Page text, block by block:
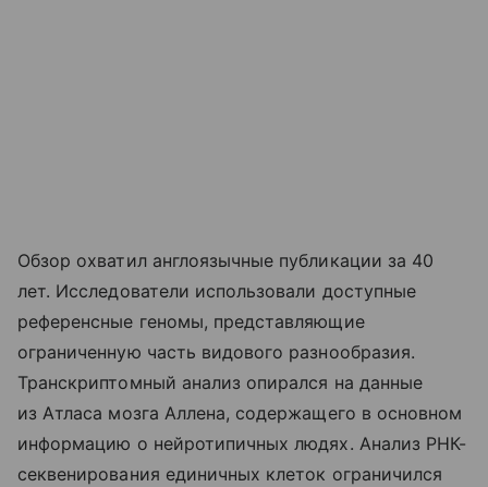
Обзор охватил англоязычные публикации за 40
лет. Исследователи использовали доступные
референсные геномы, представляющие
ограниченную часть видового разнообразия.
Транскриптомный анализ опирался на данные
из Атласа мозга Аллена, содержащего в основном
информацию о нейротипичных людях. Анализ РНК-
секвенирования единичных клеток ограничился